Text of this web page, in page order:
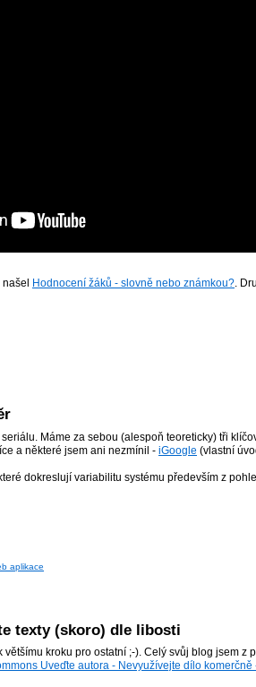
Hodnocení žáků - slovně nebo známkou? .
Máme za sebou (alespoň teoreticky) tři
a některé jsem ani nezmínil - iGoogle (vlastní
dokreslují variabilitu systému především z
aplikace
texty (skoro) dle libosti
většímu kroku pro ostatní ;-). Celý svůj blog jsem z
Uveďte autora - Nevyužívejte dílo